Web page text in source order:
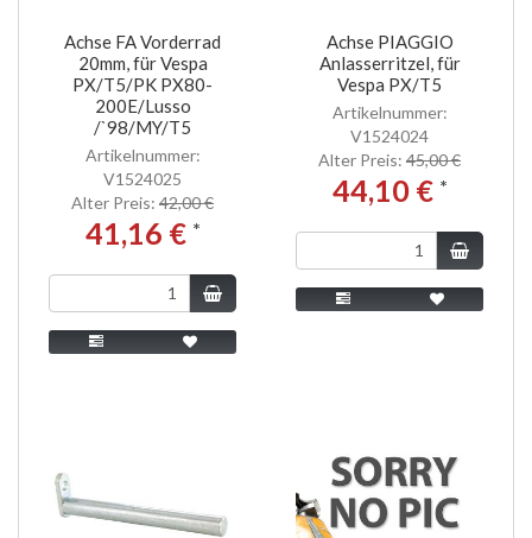
Achse FA Vorderrad
20mm, für Vespa
PX/T5/PK PX80-
200E/Lusso
/`98/MY/T5
Artikelnummer:
V1524025
Alter Preis: 42,00 €
41,16 € *
Achse PIAGGIO
Anlasserritzel, für
Vespa PX/T5
Artikelnummer:
V1524024
Alter Preis: 45,00 €
44,10 € *